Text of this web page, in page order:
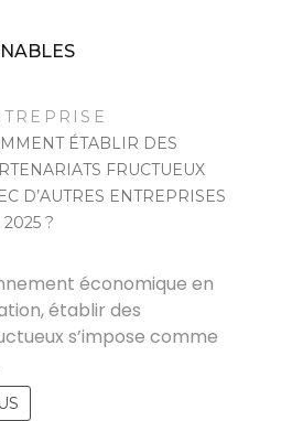
ÉTABLIR DES
FRUCTUEUX
D’AUTRES ENTREPRISES
2025 ?
économique en
établir des
s’impose comme